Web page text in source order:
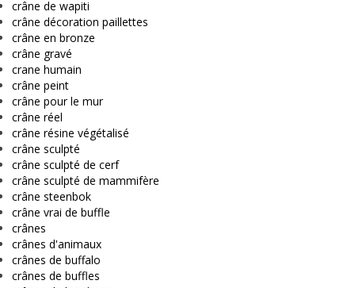
crâne de wapiti
crâne décoration paillettes
crâne en bronze
crâne gravé
crane humain
crâne peint
crâne pour le mur
crâne réel
crâne résine végétalisé
crâne sculpté
crâne sculpté de cerf
crâne sculpté de mammifère
crâne steenbok
crâne vrai de buffle
crânes
crânes d'animaux
crânes de buffalo
crânes de buffles